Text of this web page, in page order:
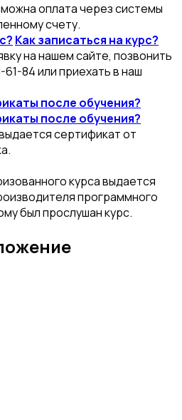
оплата через системы
счету.
Как записаться на курс?
на нашем сайте, позвонить
84 или приехать в наш
после обучения?
после обучения?
сертификат от
курса выдается
программного
был прослушан курс.